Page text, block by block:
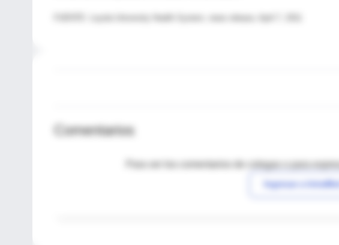
Comentarios
Para ver los comentarios de colegas o para
Ingresar a IntraMed